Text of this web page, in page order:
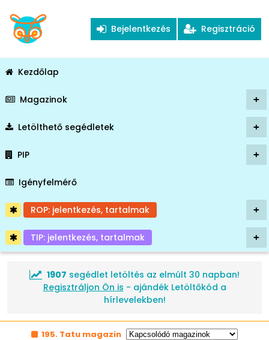
Bejelentkezés Regisztráció
Kezdőlap
+
Magazinok
+
Letölthető segédletek
+
PIP
Igényfelmérő
+
ROP: jelentkezés, tartalmak
+
TIP: jelentkezés, tartalmak
1907 segédlet letöltés az elmúlt 30 napban!
Regisztráljon Ön is - ajándék Letöltőkód a
hírlevelekben!
195. Tatu magazin